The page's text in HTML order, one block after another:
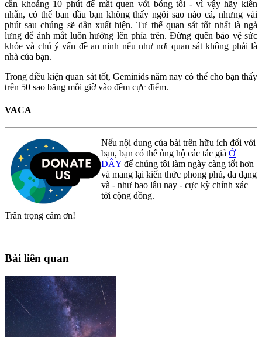
cần khoảng 10 phút để mắt quen với bóng tối - vì vậy hãy kiên
nhẫn, có thể ban đầu bạn không thấy ngôi sao nào cả, nhưng vài
phút sau chúng sẽ dần xuất hiện. Tư thế quan sát tốt nhất là ngả
lưng để ánh mắt luôn hướng lên phía trên. Đừng quên bảo vệ sức
khỏe và chú ý vấn đề an ninh nếu như nơi quan sát không phải là
nhà của bạn.
Trong điều kiện quan sát tốt, Geminids năm nay có thể cho bạn thấy
trên 50 sao băng mỗi giờ vào đêm cực điểm.
VACA
Nếu nội dung của bài trên hữu ích đối với
bạn, bạn có thể ủng hộ các tác giả Ở
ĐÂY để chúng tôi làm ngày càng tốt hơn
và mang lại kiến thức phong phú, đa dạng
và - như bao lâu nay - cực kỳ chính xác
tới cộng đồng.
Trân trọng cám ơn!
Bài liên quan